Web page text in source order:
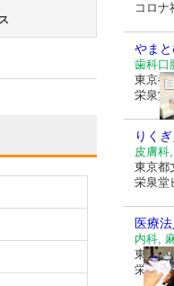
コロナ
やま
歯科口
東京都
栄泉堂
りく
皮膚科
東京都
栄泉堂
医療
内科,
東京都
栄泉堂